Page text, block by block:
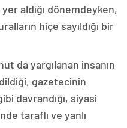
aldığı dönemdeyken,
hiçe sayıldığı bir
da yargılanan insanın
gazetecinin
davrandığı, siyasi
taraflı ve yanlı